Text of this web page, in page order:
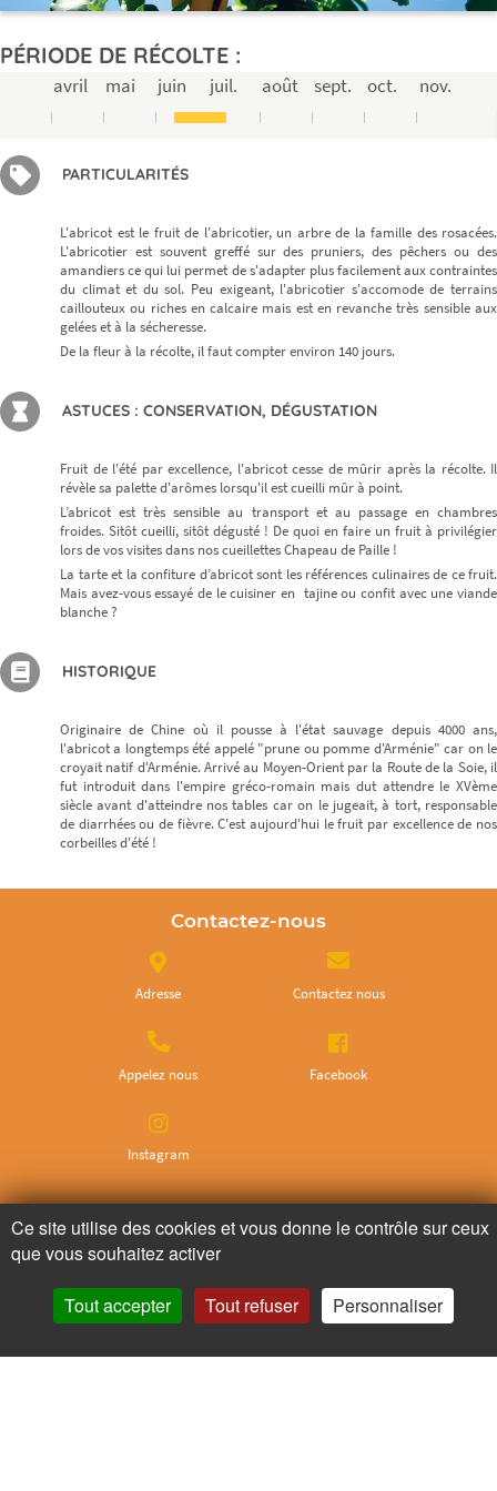
PÉRIODE DE RÉCOLTE :
avril mai juin juil. août sept. oct. nov.
PARTICULARITÉS
L'abricot est le fruit de l'abricotier, un arbre de la famille des rosacées.
L'abricotier est souvent greffé sur des pruniers, des pêchers ou des
amandiers ce qui lui permet de s'adapter plus facilement aux contraintes
du climat et du sol. Peu exigeant, l'abricotier s'accomode de terrains
caillouteux ou riches en calcaire mais est en revanche très sensible aux
gelées et à la sécheresse.
De la fleur à la récolte, il faut compter environ 140 jours.
ASTUCES : CONSERVATION, DÉGUSTATION
Fruit de l'été par excellence, l'abricot cesse de mûrir après la récolte. Il
révèle sa palette d'arômes lorsqu'il est cueilli mûr à point.
L’abricot est très sensible au transport et au passage en chambres
froides. Sitôt cueilli, sitôt dégusté ! De quoi en faire un fruit à privilégier
lors de vos visites dans nos cueillettes Chapeau de Paille !
La tarte et la confiture d’abricot sont les références culinaires de ce fruit.
Mais avez-vous essayé de le cuisiner en tajine ou confit avec une viande
blanche ?
HISTORIQUE
Originaire de Chine où il pousse à l'état sauvage depuis 4000 ans,
l'abricot a longtemps été appelé "prune ou pomme d'Arménie" car on le
croyait natif d'Arménie. Arrivé au Moyen-Orient par la Route de la Soie, il
fut introduit dans l'empire gréco-romain mais dut attendre le XVème
siècle avant d'atteindre nos tables car on le jugeait, à tort, responsable
de diarrhées ou de fièvre. C'est aujourd'hui le fruit par excellence de nos
corbeilles d'été !
Contactez-nous
Adresse Contactez nous
Appelez nous Facebook
Instagram
Ne ratez plus rien,
Abonnez-vous à notre newsletter
Ce site utilise des cookies et vous donne le contrôle sur ceux
que vous souhaitez activer
Tout accepter Tout refuser Personnaliser